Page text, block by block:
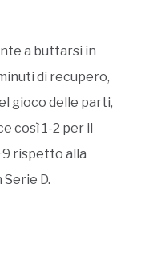
a buttarsi in
di recupero,
gioco delle parti,
così 1-2 per il
rispetto alla
D.